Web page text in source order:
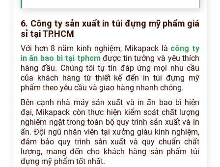
6. Công ty sản xuất in túi đựng mỹ phẩm giá
sỉ tại TP.HCM
Với hơn 8 năm kinh nghiệm, Mikapack là công ty
in ấn bao bì tại tphcmđược tin tưởng và yêu thích
hàng đầu. Chúng tôi tự tin đáp ứng mọi nhu cầu
của khách hàng từ thiết kế đến in túi đựng mỹ
phẩm theo yêu cầu và giao hàng nhanh chóng.
Bên cạnh nhà máy sản xuất và in ấn bao bì hiện
đại, Mikapack còn thực hiện kiểm soát chất lượng
nghiêm ngặt trong toàn bộ quy trình sản xuất và in
ấn. Đội ngũ nhân viên tại xưởng giàu kinh nghiệm,
đảm bảo quy trình sản xuất và quy chuẩn chất
lượng, mang đến cho khách hàng sản phẩm túi
đựng mỹ phẩm tốt nhất.